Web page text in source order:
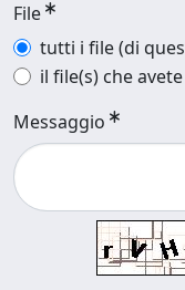
File
tutti i file (di
il file(s) che
Messaggio